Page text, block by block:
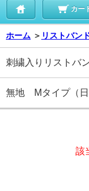
カー
ホーム ＞ リストバン
刺繍入りリストバ
無地 Mタイプ（日
該